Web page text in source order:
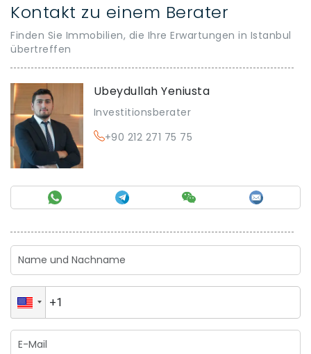
Kontakt zu einem Berater
Finden Sie Immobilien, die Ihre Erwartungen in Istanbul
übertreffen
Ubeydullah Yeniusta
Investitionsberater
+90 212 271 75 75